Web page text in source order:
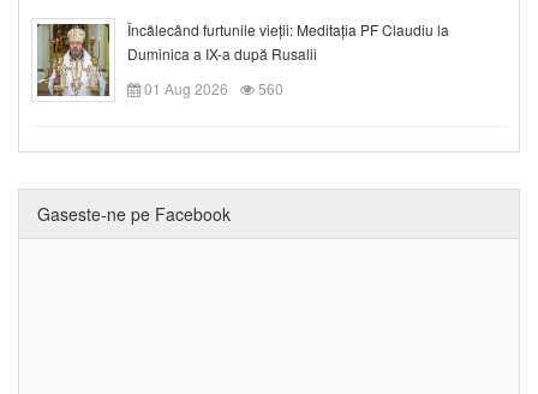
Încălecând furtunile vieții: Meditația PF Claudiu la
Duminica a IX-a după Rusalii
01 Aug 2026
560
Gaseste-ne pe Facebook